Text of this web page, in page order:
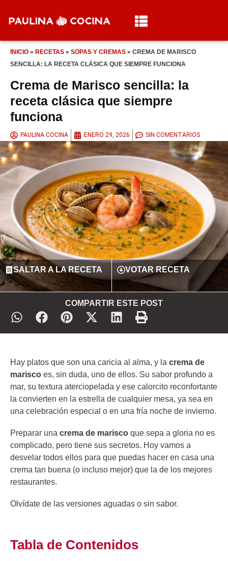
INICIO » RECETAS » SOPAS Y CREMAS » CREMA DE MARISCO
SENCILLA: LA RECETA CLÁSICA QUE SIEMPRE FUNCIONA
Crema de Marisco sencilla: la
receta clásica que siempre
funciona
PAULINA COCINA ENERO 29, 2026 SIN COMENTARIOS
SALTAR A LA RECETA VOTAR RECETA
COMPARTIR ESTE POST
Hay platos que son una caricia al alma, y la crema de
marisco es, sin duda, uno de ellos. Su sabor profundo a
mar, su textura aterciopelada y ese calorcito reconfortante
la convierten en la estrella de cualquier mesa, ya sea en
una celebración especial o en una fría noche de invierno.
Preparar una crema de marisco que sepa a gloria no es
complicado, pero tiene sus secretos. Hoy vamos a
desvelar todos ellos para que puedas hacer en casa una
crema tan buena (o incluso mejor) que la de los mejores
restaurantes.
Olvídate de las versiones aguadas o sin sabor.
Tabla de Contenidos